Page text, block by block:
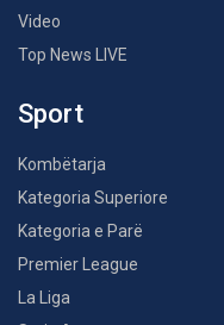
Video
Top News LIVE
Sport
Kombëtarja
Kategoria Superiore
Kategoria e Parë
Premier League
La Liga